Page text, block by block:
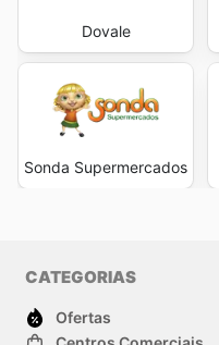
Dovale
Sonda Supermercados
CATEGORIAS
Ofertas